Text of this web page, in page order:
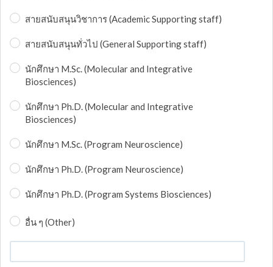
สายสนับสนุนวิชาการ (Academic Supporting staff)
สายสนับสนุนทั่วไป (General Supporting staff)
นักศึกษา M.Sc. (Molecular and Integrative
Biosciences)
นักศึกษา Ph.D. (Molecular and Integrative
Biosciences)
นักศึกษา M.Sc. (Program Neuroscience)
นักศึกษา Ph.D. (Program Neuroscience)
นักศึกษา Ph.D. (Program Systems Biosciences)
อื่น ๆ (Other)